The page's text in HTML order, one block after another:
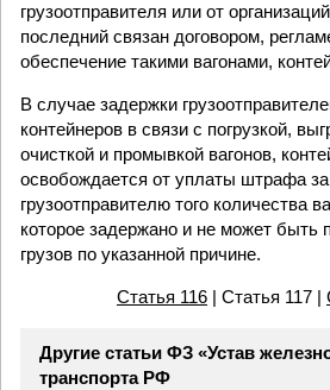
грузоотправителя или от
последний связан договором,
обеспечение такими вагонами,
В случае задержки
контейнеров в связи с погрузкой,
очисткой и промывкой вагонов,
освобождается от уплаты штрафа
грузоотправителю того количества
которое задержано и не может быть
грузов по указанной причине.
Статья 116| Статья 117 |
Другие статьи ФЗ «Устав
транспорта РФ